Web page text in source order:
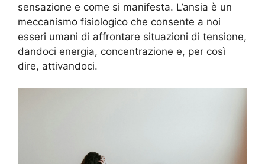
sensazione e come si manifesta. L’ansia è un
meccanismo fisiologico che consente a noi
esseri umani di affrontare situazioni di tensione,
dandoci energia, concentrazione e, per così
dire, attivandoci.